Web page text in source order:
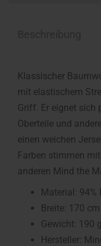
Klassischer
mit elastischem
Griff. Er eignet sich
Oberteile und
einen weichen
Farben stimmen
anderen Mind the
Material: 94%
Breite: 170 cm
Gewicht: 190
Hersteller: